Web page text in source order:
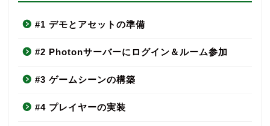
#1 デモとアセットの準備
#2 Photonサーバーにログイン＆ルーム参加
#3 ゲームシーンの構築
#4 プレイヤーの実装